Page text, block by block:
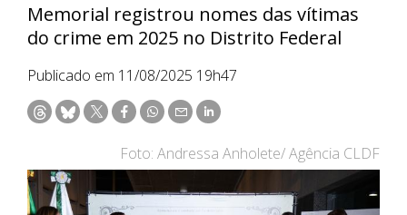
Memorial registrou nomes das vítimas
do crime em 2025 no Distrito Federal
Publicado em 11/08/2025 19h47
Foto: Andressa Anholete/ Agência CLDF